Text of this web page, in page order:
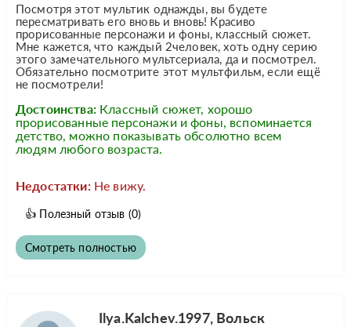
Посмотря этот мультик однажды, вы будете
пересматривать его вновь и вновь! Красиво
прорисованные персонажи и фоны, классный сюжет.
Мне кажется, что каждый 2человек, хоть одну серию
этого замечательного мультсериала, да и посмотрел.
Обязательно посмотрите этот мультфильм, если ещё
не посмотрели!
Достоинства: Классный сюжет, хорошо
прорисованные персонажи и фоны, вспоминается
детство, можно показывать обсолютно всем
людям любого возраста.
Недостатки: Не вижу.
👍 Полезный отзыв (0)
Смотреть полностью
Ilya.Kalchev.1997, Вольск